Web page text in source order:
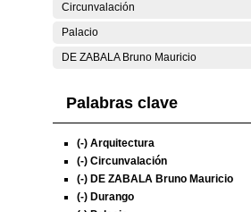
Circunvalación
Palacio
DE ZABALA Bruno Mauricio
Palabras clave
(-) Arquitectura
(-) Circunvalación
(-) DE ZABALA Bruno Mauricio
(-) Durango